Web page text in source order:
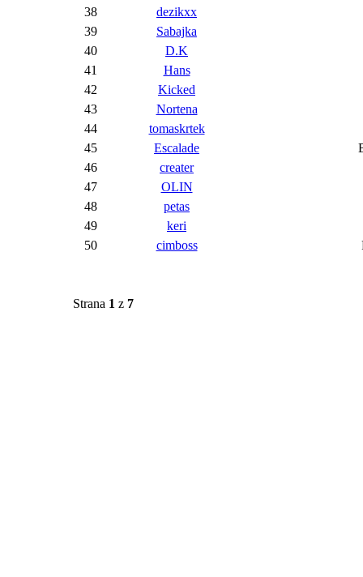
38
dezikxx
39
Sabajka
40
D.K
41
Hans
42
Kicked
43
Nortena
44
tomaskrtek
45
Escalade
46
creater
47
OLIN
48
petas
49
keri
50
cimboss
Strana 1 z 7